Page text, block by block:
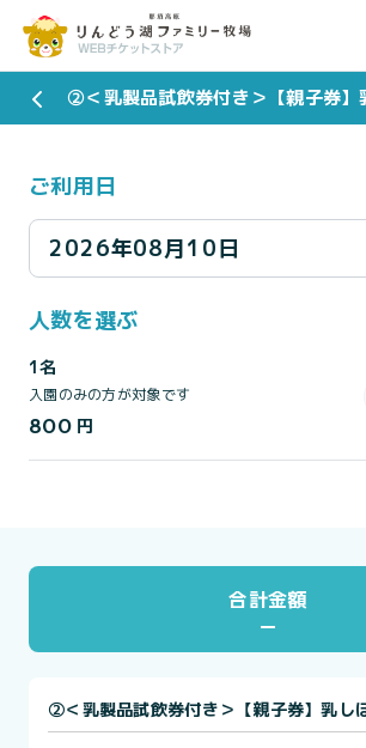
利用規約 特定商
②＜乳製品試飲券付き＞【親子券】
ご利用日
2026年08月10日
人数を選ぶ
1名
入園のみの方が対象です
800 円
合計金額
②＜乳製品試飲券付き＞【親子券】乳し